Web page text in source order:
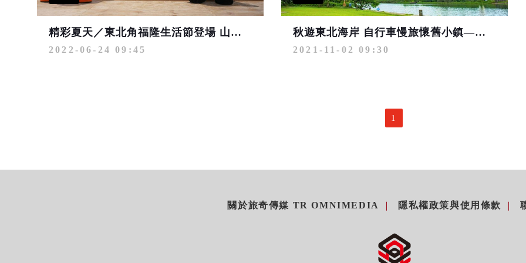
精彩夏天／東北角福隆生活節登場 山海一線賞玩霹靂沙雕、體驗自行車騎遊
2022-06-24 09:45
秋遊東北海岸 自行車慢旅懷舊小鎮—卯澳漁村
2021-11-02 09:30
1
關於旅奇傳媒 TR OMNIMEDIA 隱私權政策與使用條款